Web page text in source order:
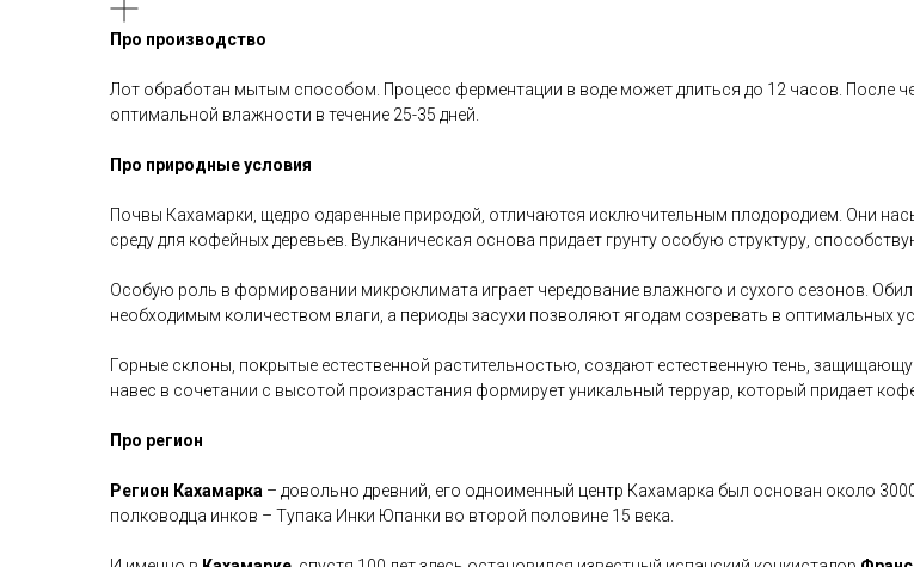
Про производство
Лот обработан мытым способом. Процесс ферментации в воде может длиться до 12 часов. После
оптимальной влажности в течение 25-35 дней.
Про природные условия
Почвы Кахамарки, щедро одаренные природой, отличаются исключительным плодородием. Они
среду для кофейных деревьев. Вулканическая основа придает грунту особую структуру,
Особую роль в формировании микроклимата играет чередование влажного и сухого сезонов.
необходимым количеством влаги, а периоды засухи позволяют ягодам созревать в оптимальных
Горные склоны, покрытые естественной растительностью, создают естественную тень,
навес в сочетании с высотой произрастания формирует уникальный терруар, который придает
Про регион
Регион Кахамарка – довольно древний, его одноименный центр Кахамарка был основан около
полководца инков – Тупака Инки Юпанки во второй половине 15 века.